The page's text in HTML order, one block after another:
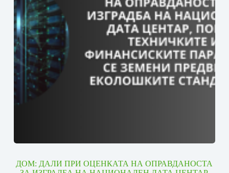
ДОМ: ДАЛИ ПРИ ОЦЕНКАТА НА ОПРАВДАНОСТА